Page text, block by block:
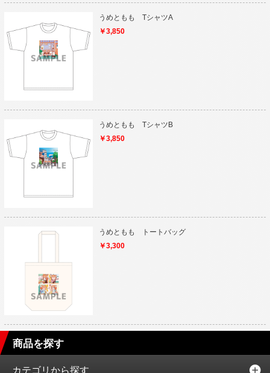
うめともも TシャツA
￥3,850
うめともも TシャツB
￥3,850
うめともも トートバッグ
￥3,300
商品を探す
カテゴリから探す